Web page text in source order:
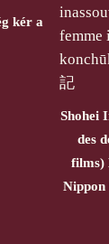
kér a
Shohei
des
films)
Nippon